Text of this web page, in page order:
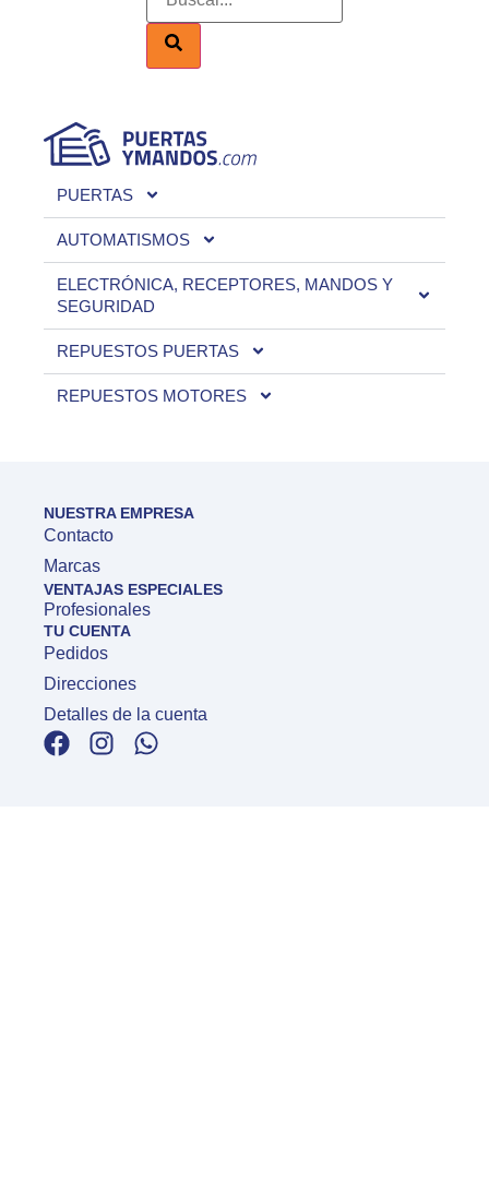
PUERTAS
AUTOMATISMOS
ELECTRÓNICA, RECEPTORES, MANDOS Y
SEGURIDAD
REPUESTOS PUERTAS
REPUESTOS MOTORES
NUESTRA EMPRESA
Contacto
Marcas
VENTAJAS ESPECIALES
Profesionales
TU CUENTA
Pedidos
Direcciones
Detalles de la cuenta